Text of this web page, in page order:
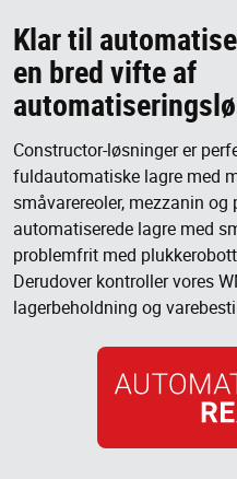
Klar til
en bred vifte af
Constructor-løsninger er
fuldautomatiske lagre med
småvarereoler, mezzanin og
automatiserede lagre med
problemfrit med
Derudover kontroller vores
lagerbeholdning og